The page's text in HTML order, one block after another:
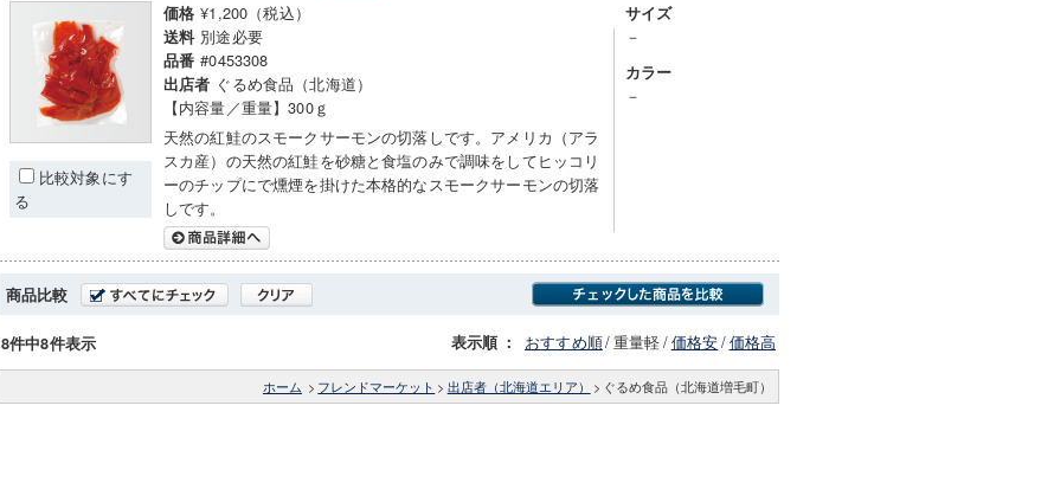
比較対象にす
る
価格 ¥1,200（税込）
送料 別途必要
品番 #0453308
出店者 ぐるめ食品（北海道）
【内容量／重量】300ｇ
天然の紅鮭のスモークサーモンの切落しです。アメリカ（アラ
スカ産）の天然の紅鮭を砂糖と食塩のみで調味をしてヒッコリ
ーのチップにで燻煙を掛けた本格的なスモークサーモンの切落
しです。
サイズ
－
カラー
－
商品比較
8件中8件表示 表示順 ： おすすめ順/重量軽/価格安/価格高
ホーム > フレンドマーケット > 出店者（北海道エリア） > ぐるめ食品（北海道増毛町）